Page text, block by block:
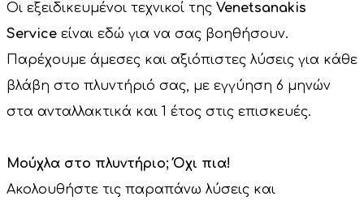
Οι εξειδικευμένοι τεχνικοί της Venetsanakis
Service είναι εδώ για να σας βοηθήσουν.
Παρέχουμε άμεσες και αξιόπιστες λύσεις για κάθε
βλάβη στο πλυντήριό σας, με εγγύηση 6 μηνών
στα ανταλλακτικά και 1 έτος στις επισκευές.
Μούχλα στο πλυντήριο; Όχι πια!
Ακολουθήστε τις παραπάνω λύσεις και